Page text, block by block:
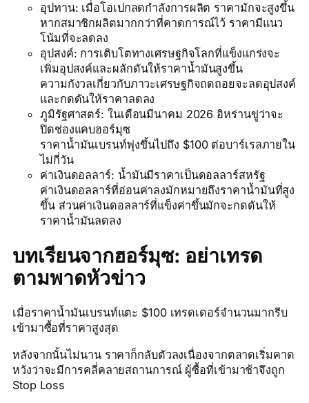
อุปทาน: เมื่อโอเปกลดกำลังการผลิต ราคามักจะสูงขึ้น
หากสมาชิกผลิตมากกว่าที่คาดการณ์ไว้ ราคามีแนว
โน้มที่จะลดลง
อุปสงค์: การเติบโตทางเศรษฐกิจโลกที่แข็งแกร่งจะ
เพิ่มอุปสงค์และผลักดันให้ราคาน้ำมันสูงขึ้น
ความกังวลเกี่ยวกับภาวะเศรษฐกิจถดถอยจะลดอุปสงค์
และกดดันให้ราคาลดลง
ภูมิรัฐศาสตร์: ในเดือนมีนาคม 2026 อิหร่านขู่ว่าจะ
ปิดช่องแคบฮอร์มุซ
ราคาน้ำมันเบรนท์พุ่งขึ้นไปถึง $100 ต่อบาร์เรลภายใน
ไม่กี่วัน
ค่าเงินดอลลาร์: น้ำมันมีราคาเป็นดอลลาร์สหรัฐ
ค่าเงินดอลลาร์ที่อ่อนค่าลงมักหมายถึงราคาน้ำมันที่สูง
ขึ้น ส่วนค่าเงินดอลลาร์ที่แข็งค่าขึ้นมักจะกดดันให้
ราคาน้ำมันลดลง
บทเรียนจากฮอร์มุซ: อย่าเทรด
ตามพาดหัวข่าว
เมื่อราคาน้ำมันเบรนท์แตะ $100 เทรดเดอร์จำนวนมากรีบ
เข้ามาซื้อที่ราคาสูงสุด
หลังจากนั้นไม่นาน ราคาก็กลับตัวลงเนื่องจากตลาดเริ่มคาด
หวังว่าจะมีการคลี่คลายสถานการณ์ ผู้ซื้อที่เข้ามาช้าจึงถูก
Stop Loss